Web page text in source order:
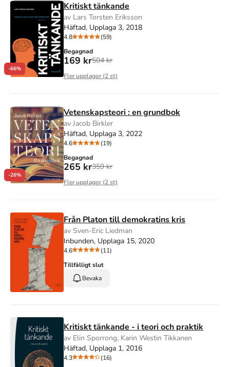
-66%
Kritiskt tänkande
av Lars Torsten Eriksson
Häftad, Upplaga 3, 2018
4.8
(59)
Begagnad
169 kr504 kr
Fler upplagor (2st)
-26%
Vetenskapsteori : en grundbok
av Jacob Birkler
Häftad, Upplaga 3, 2022
4.6
(19)
Begagnad
265 kr359 kr
Fler upplagor (2st)
Från Platon till demokratins kris
av Sven-Eric Liedman
Inbunden, Upplaga 15, 2020
4.6
(11)
Tillfälligt slut
Bevaka
Kritiskt tänkande - i teori och praktik
av Elin Sporrong, Karin Westin Tikkanen
Häftad, Upplaga 1, 2016
4.3
(16)